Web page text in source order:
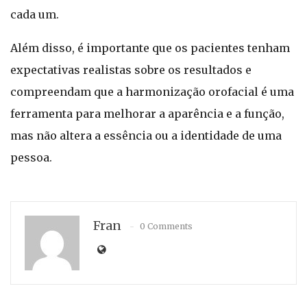
cada um.
Além disso, é importante que os pacientes tenham
expectativas realistas sobre os resultados e
compreendam que a harmonização orofacial é uma
ferramenta para melhorar a aparência e a função,
mas não altera a essência ou a identidade de uma
pessoa.
Fran 0 Comments